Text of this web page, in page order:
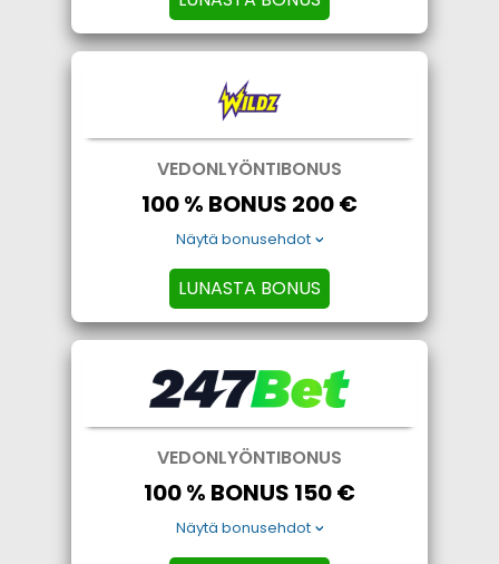
VEDONLYÖNTIBONUS
100 % BONUS 200 €
Näytä bonusehdot
LUNASTA BONUS
VEDONLYÖNTIBONUS
100 % BONUS 150 €
Näytä bonusehdot